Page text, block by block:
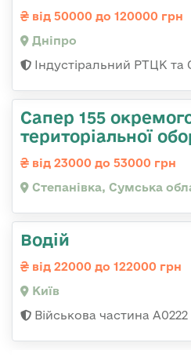
від 50000 до 120000 грн
Дніпро
Індустіральний РТЦК
Сапер 155
територіальної
від 23000 до 53000 грн
Степанівка, Сумська
Водій
від 22000 до 122000 грн
Київ
Військова частина А0222